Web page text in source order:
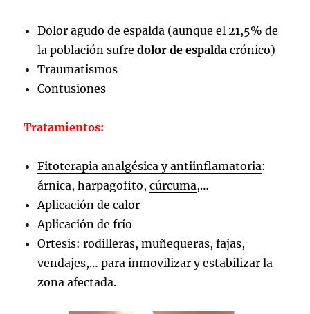
Dolor agudo de espalda (aunque el 21,5% de
la población sufredolor de espalda crónico)
Traumatismos
Contusiones
Tratamientos:
Fitoterapia analgésica y antiinflamatoria:
árnica, harpagofito,cúrcuma,…
Aplicación de calor
Aplicación de frío
Ortesis: rodilleras, muñequeras, fajas,
vendajes,… para inmovilizar y estabilizar la
zona afectada.